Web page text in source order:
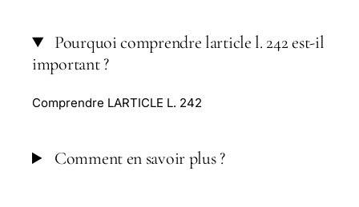
Pourquoi comprendre larticle l. 242 est-il
important ?
Comprendre LARTICLE L. 242
Comment en savoir plus ?